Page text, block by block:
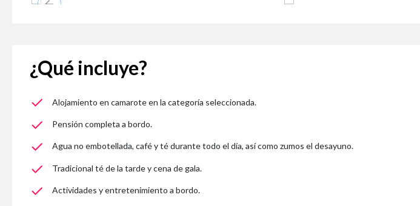
¿Qué incluye?
Alojamiento en camarote en la categoría seleccionada.
Pensión completa a bordo.
Agua no embotellada, café y té durante todo el día, así como zumos el desayuno.
Tradicional té de la tarde y cena de gala.
Actividades y entretenimiento a bordo.